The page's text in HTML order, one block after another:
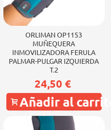
ORLIMAN OP1153
MUÑEQUERA
INMOVILIZADORA FERULA
PALMAR-PULGAR IZQUIERDA
T.2
24,50 €
Añadir al